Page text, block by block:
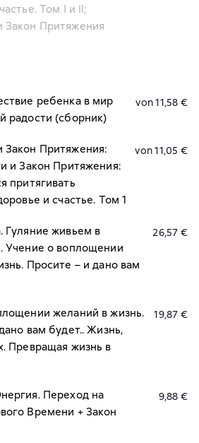
Том I и II;
Притяжения
ребенка в мир
радости (сборник)
von 11,58 €
Притяжения:
и Закон Притяжения:
притягивать
и счастье. Том 1
von 11,05 €
Гуляние живьем в
Учение о воплощении
Просите – и дано вам
26,57 €
желаний в жизнь.
вам будет.. Жизнь,
Превращая жизнь в
19,87 €
Переход на
Времени + Закон
9,88 €